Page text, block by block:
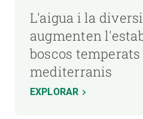
L'aigua i la
augmenten
boscos
mediterranis
EXPLORAR